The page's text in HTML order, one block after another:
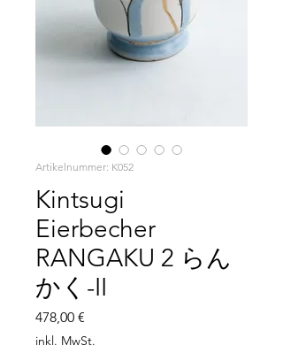
Artikelnummer: K052
Kintsugi
Eierbecher
RANGAKU 2 らん
かく-II
478,00 €
inkl. MwSt.